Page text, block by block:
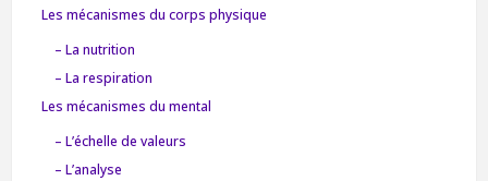
Les mécanismes du corps physique
– La nutrition
– La respiration
Les mécanismes du mental
– L’échelle de valeurs
– L’analyse